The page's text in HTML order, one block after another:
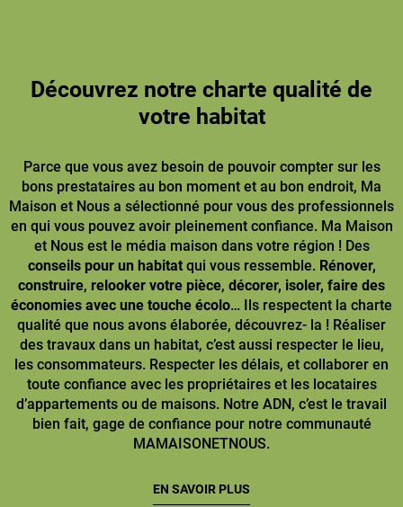
Découvrez notre charte qualité de
votre habitat
Parce que vous avez besoin de pouvoir compter sur les
bons prestataires au bon moment et au bon endroit, Ma
Maison et Nous a sélectionné pour vous des professionnels
en qui vous pouvez avoir pleinement confiance. Ma Maison
et Nous est le média maison dans votre région ! Des
conseils pour un habitatqui vous ressemble. Rénover,
construire, relooker votre pièce, décorer, isoler, faire des
économies avec une touche écolo… Ils respectent la charte
qualité que nous avons élaborée, découvrez- la ! Réaliser
des travaux dans un habitat, c’est aussi respecter le lieu,
les consommateurs. Respecter les délais, et collaborer en
toute confiance avec les propriétaires et les locataires
d’appartements ou de maisons. Notre ADN, c’est le travail
bien fait, gage de confiance pour notre communauté
MAMAISONETNOUS.
EN SAVOIR PLUS